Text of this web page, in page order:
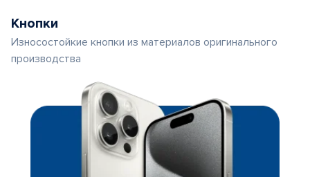
Кнопки
Износостойкие кнопки из материалов оригинального
производства